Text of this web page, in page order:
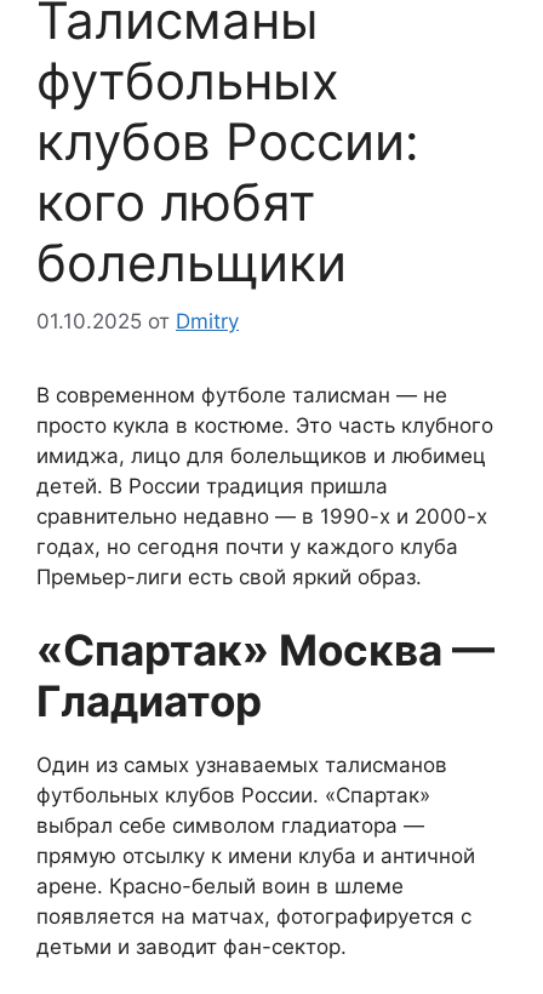
Талисманы
футбольных
клубов России:
кого любят
болельщики
01.10.2025 от Dmitry
В современном футболе талисман — не
просто кукла в костюме. Это часть клубного
имиджа, лицо для болельщиков и любимец
детей. В России традиция пришла
сравнительно недавно — в 1990-х и 2000-х
годах, но сегодня почти у каждого клуба
Премьер-лиги есть свой яркий образ.
«Спартак» Москва —
Гладиатор
Один из самых узнаваемых талисманов
футбольных клубов России. «Спартак»
выбрал себе символом гладиатора —
прямую отсылку к имени клуба и античной
арене. Красно-белый воин в шлеме
появляется на матчах, фотографируется с
детьми и заводит фан-сектор.